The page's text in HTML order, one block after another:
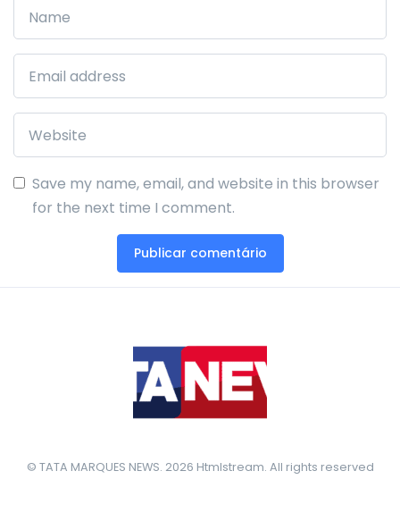
Save my name, email, and website in this browser
for the next time I comment.
© TATA MARQUES NEWS. 2026 Htmlstream. All rights reserved